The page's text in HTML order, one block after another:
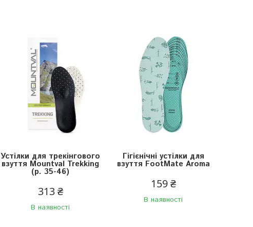
Устілки для трекінгового
взуття Mountval Trekking
(р. 35-46)
313 ₴
В наявності
Гігієнічні устілки для
взуття FootMate Aroma
159 ₴
В наявності